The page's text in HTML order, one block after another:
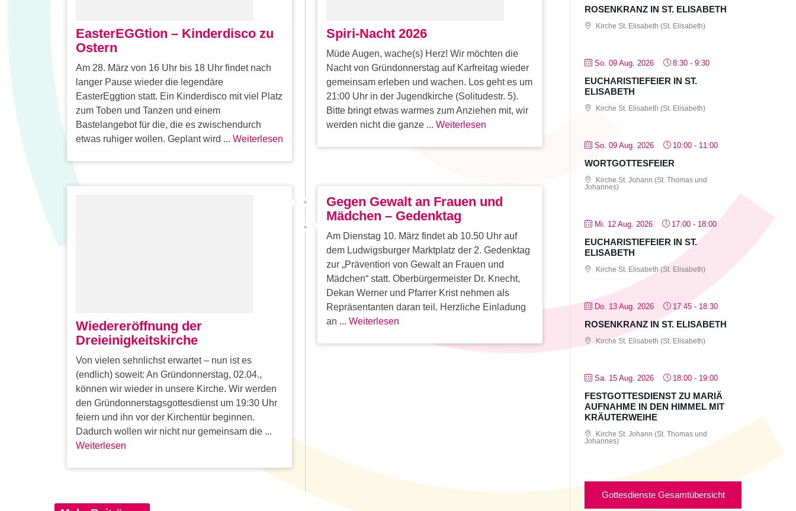
EasterEGGtion – Kinderdisco zu
Ostern
Am 28. März von 16 Uhr bis 18 Uhr findet nach
langer Pause wieder die legendäre
EasterEggtion statt. Ein Kinderdisco mit viel Platz
zum Toben und Tanzen und einem
Bastelangebot für die, die es zwischendurch
etwas ruhiger wollen. Geplant wird ...Weiterlesen
Spiri-Nacht 2026
Müde Augen, wache(s) Herz! Wir möchten die
Nacht von Gründonnerstag auf Karfreitag wieder
gemeinsam erleben und wachen. Los geht es um
21:00 Uhr in der Jugendkirche (Solitudestr. 5).
Bitte bringt etwas warmes zum Anziehen mit, wir
werden nicht die ganze ... Weiterlesen
Wiedereröffnung der
Dreieinigkeitskirche
Von vielen sehnlichst erwartet – nun ist es
(endlich) soweit: An Gründonnerstag, 02.04.,
können wir wieder in unsere Kirche. Wir werden
den Gründonnerstagsgottesdienst um 19:30 Uhr
feiern und ihn vor der Kirchentür beginnen.
Dadurch wollen wir nicht nur gemeinsam die ...
Weiterlesen
Gegen Gewalt an Frauen und
Mädchen – Gedenktag
Am Dienstag 10. März findet ab 10.50 Uhr auf
dem Ludwigsburger Marktplatz der 2. Gedenktag
zur „Prävention von Gewalt an Frauen und
Mädchen“ statt. Oberbürgermeister Dr. Knecht,
Dekan Werner und Pfarrer Krist nehmen als
Repräsentanten daran teil. Herzliche Einladung
an ... Weiterlesen
ROSENKRANZ IN ST. ELISABETH
Kirche St. Elisabeth (St. Elisabeth)
So. 09 Aug. 2026 8:30 - 9:30
EUCHARISTIEFEIER IN ST.
ELISABETH
Kirche St. Elisabeth (St. Elisabeth)
So. 09 Aug. 2026 10:00 - 11:00
WORTGOTTESFEIER
Kirche St. Johann (St. Thomas und
Johannes)
Mi. 12 Aug. 2026 17:00 - 18:00
EUCHARISTIEFEIER IN ST.
ELISABETH
Kirche St. Elisabeth (St. Elisabeth)
Do. 13 Aug. 2026 17:45 - 18:30
ROSENKRANZ IN ST. ELISABETH
Kirche St. Elisabeth (St. Elisabeth)
Sa. 15 Aug. 2026 18:00 - 19:00
FESTGOTTESDIENST ZU MARIÄ
AUFNAHME IN DEN HIMMEL MIT
KRÄUTERWEIHE
Kirche St. Johann (St. Thomas und
Johannes)
Gottesdienste Gesamtübersicht